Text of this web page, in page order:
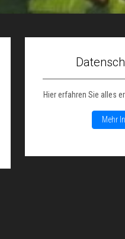
Hier erfahren Sie alles
Mehr